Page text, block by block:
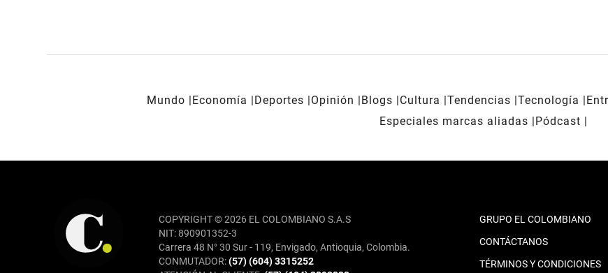
Mundo Economía Deportes Opinión Blogs Cultura Tendencias Tecnología
Especiales marcas aliadas
Pódcast
COPYRIGHT © 2026 EL COLOMBIANO S.A.S
NIT: 890901352-3
Carrera 48 N° 30 Sur - 119, Envigado, Antioquia, Colombia.
CONMUTADOR:(57) (604) 3315252
GRUPO EL COLOMBIANO
CONTÁCTANOS
TÉRMINOS Y CONDICIONES